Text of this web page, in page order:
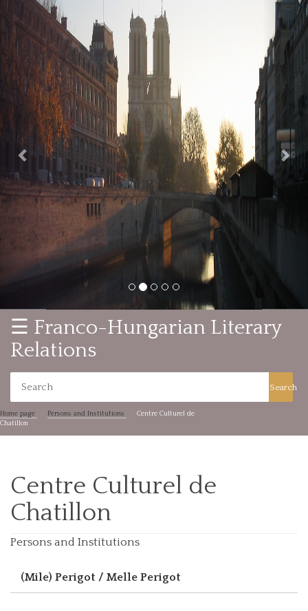
Previous
☰ Franco-Hungarian Literary
Relations
Search
Home page Persons and Institutions
Centre Culturel de
Chatillon
Centre Culturel de
Chatillon
Persons and Institutions
(Mile) Perigot / Melle Perigot